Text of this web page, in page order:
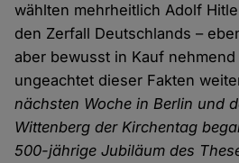
wählten mehrheitlich Adolf
den Zerfall Deutschlands –
aber bewusst in Kauf
ungeachtet dieser Fakten
nächsten Woche in Berlin und
Wittenberg der Kirchentag
500-jährige Jubiläum des